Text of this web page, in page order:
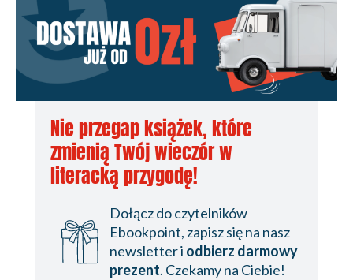
Nie przegap książek, które
zmienią Twój wieczór w
literacką przygodę!
Dołącz do czytelników
Ebookpoint, zapisz się na nasz
newsletter i odbierz darmowy
prezent. Czekamy na Ciebie!